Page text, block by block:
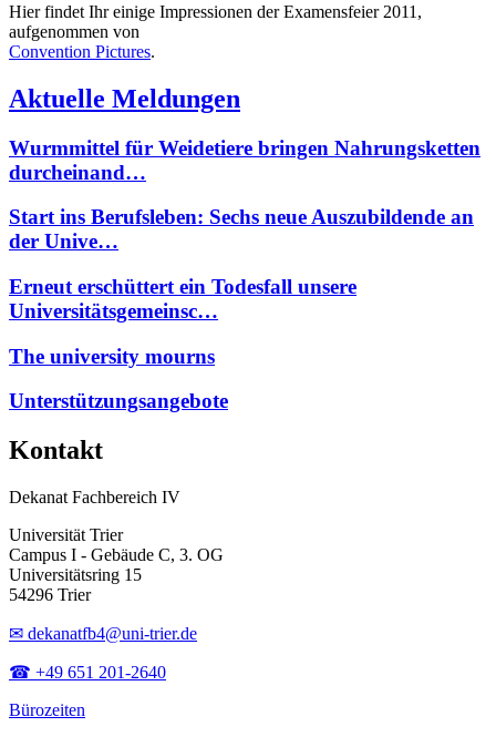
Hier findet Ihr einige Impressionen der Examensfeier 2011,
aufgenommen von
Convention Pictures.
Aktuelle Meldungen
Wurmmittel für Weidetiere bringen Nahrungsketten
durcheinand…
Start ins Berufsleben: Sechs neue Auszubildende an
der Unive…
Erneut erschüttert ein Todesfall unsere
Universitätsgemeinsc…
The university mourns
Unterstützungsangebote
Kontakt
Dekanat Fachbereich IV
Universität Trier
Campus I - Gebäude C, 3. OG
Universitätsring 15
54296 Trier
✉ dekanatfb4@uni-trier.de
☎ +49 651 201-2640
Bürozeiten